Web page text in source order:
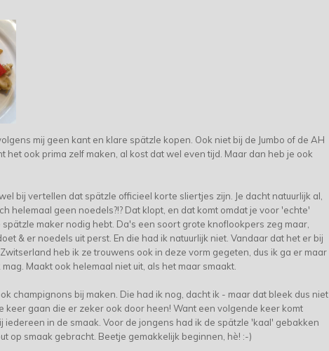
mij geen kant en klare spätzle kopen. Ook niet bij de Jumbo of de AH
het ook prima zelf maken, al kost dat wel even tijd. Maar dan heb je ook
bij vertellen dat spätzle officieel korte sliertjes zijn. Je dacht natuurlijk al,
helemaal geen noedels?!? Dat klopt, en dat komt omdat je voor 'echte'
spätzle maker nodig hebt. Da's een soort grote knoflookpers zeg maar,
& er noedels uit perst. En die had ik natuurlijk niet. Vandaar dat het er bij
heb ik ze trouwens ook in deze vorm gegeten, dus ik ga er maar
Maakt ook helemaal niet uit, als het maar smaakt.
champignons bij maken. Die had ik nog, dacht ik - maar dat bleek dus niet
keer gaan die er zeker ook door heen! Want een volgende keer komt
iedereen in de smaak. Voor de jongens had ik de spätzle 'kaal' gebakken
op smaak gebracht. Beetje gemakkelijk beginnen, hè! :-)